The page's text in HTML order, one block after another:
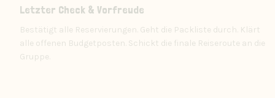
Letzter Check & Vorfreude
Bestätigt alle Reservierungen. Geht die Packliste durch. Klärt
alle offenen Budgetposten. Schickt die finale Reiseroute an die
Gruppe.